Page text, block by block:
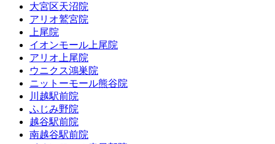
大宮区天沼院
アリオ鷲宮院
上尾院
イオンモール上尾院
アリオ上尾院
ウニクス鴻巣院
ニットーモール熊谷院
川越駅前院
ふじみ野院
越谷駅前院
南越谷駅前院